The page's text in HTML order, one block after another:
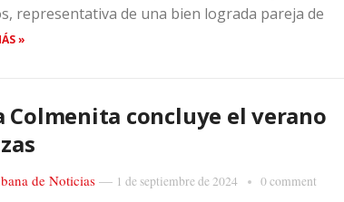
representativa de una bien lograda pareja de
»
Colmenita concluye el verano
de Noticias— 1 de septiembre de 2024 0 comment